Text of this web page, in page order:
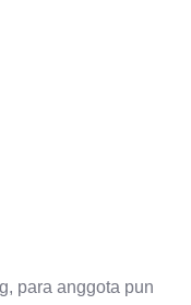
para anggota pun